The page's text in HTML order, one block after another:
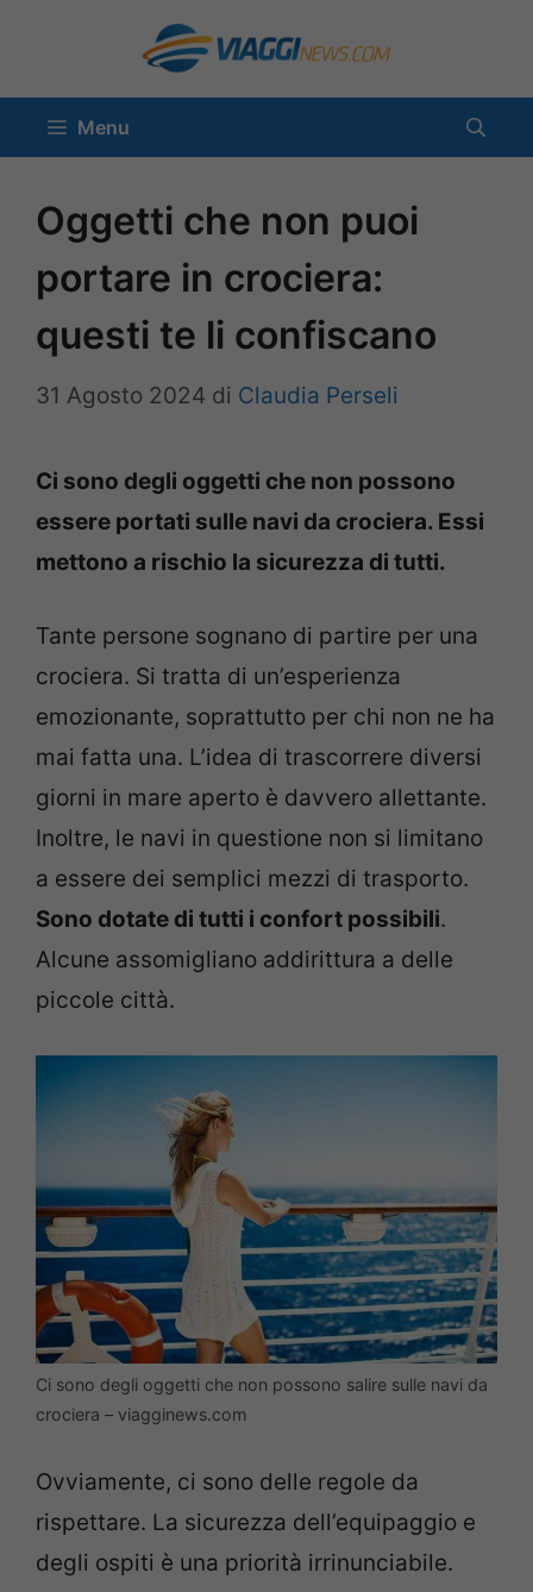
contenuto
Menu
Oggetti che non puoi
portare in crociera:
questi te li confiscano
31 Agosto 2024 di Claudia Perseli
Ci sono degli oggetti che non possono
essere portati sulle navi da crociera. Essi
mettono a rischio la sicurezza di tutti.
Tante persone sognano di partire per una
crociera. Si tratta di un’esperienza
emozionante, soprattutto per chi non ne ha
mai fatta una. L’idea di trascorrere diversi
giorni in mare aperto è davvero allettante.
Inoltre, le navi in questione non si limitano
a essere dei semplici mezzi di trasporto.
Sono dotate di tutti i confort possibili.
Alcune assomigliano addirittura a delle
piccole città.
Ci sono degli oggetti che non possono salire sulle navi da
crociera – viagginews.com
Ovviamente, ci sono delle regole da
rispettare. La sicurezza dell’equipaggio e
degli ospiti è una priorità irrinunciabile.